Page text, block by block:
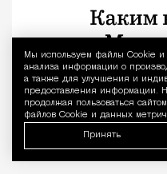
Мы используем файлы Сookie и
анализа информации о
а также для улучшения и
предоставления информации.
продолжая пользоваться
файлов Cookie и данных
Принять